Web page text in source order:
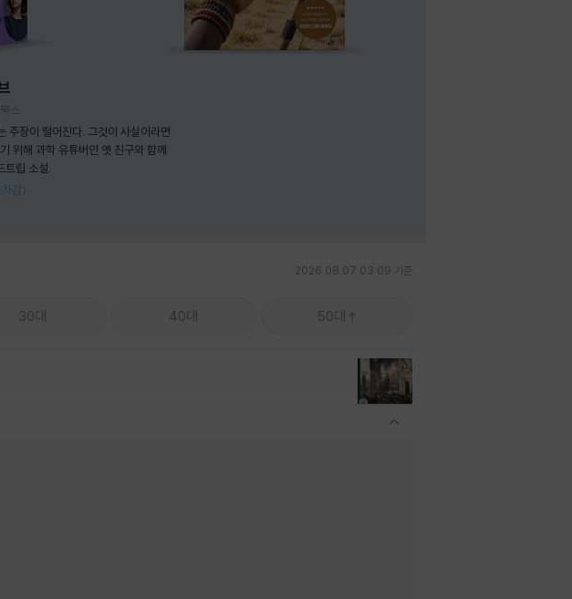
스
주장이 떨어진다. 그것이 사실이라면
위해 과학 유튜버인 옛 친구와 함께
립 소설.
감)
2026.08.07 03:09 기준
30대 40대 50대